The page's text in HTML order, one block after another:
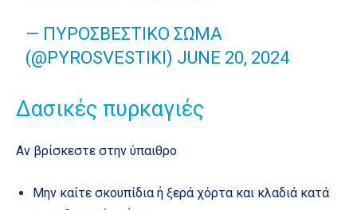
— ΠΥΡΟΣΒΕΣΤΙΚΌ ΣΏΜΑ
(@PYROSVESTIKI) JUNE 20, 2024
Δασικές πυρκαγιές
Αν βρίσκεστε στην ύπαιθρο
Μην καίτε σκουπίδια ή ξερά χόρτα και κλαδιά κατά